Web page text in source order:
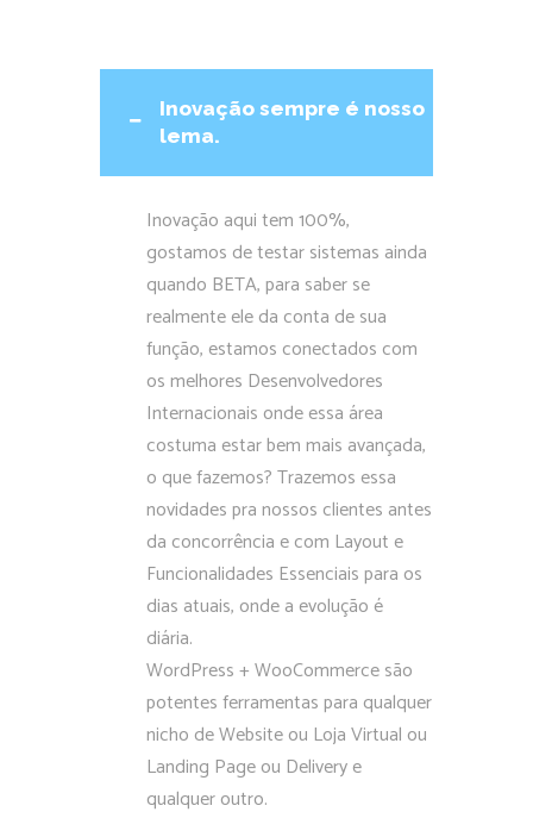
Inovação sempre é nosso
lema.
Inovação aqui tem 100%,
gostamos de testar sistemas ainda
quando BETA, para saber se
realmente ele da conta de sua
função, estamos conectados com
os melhores Desenvolvedores
Internacionais onde essa área
costuma estar bem mais avançada,
o que fazemos? Trazemos essa
novidades pra nossos clientes antes
da concorrência e com Layout e
Funcionalidades Essenciais para os
dias atuais, onde a evolução é
diária.
WordPress + WooCommerce são
potentes ferramentas para qualquer
nicho de Website ou Loja Virtual ou
Landing Page ou Delivery e
qualquer outro.